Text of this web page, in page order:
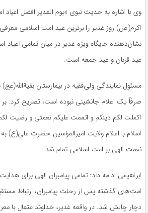
وی با اشاره به حدیث نبوی «یوم الغدیر افضل اعیاد
اکرم(ص) روز غدیر را برترین عید امت اسلامی معرفی
نشان‌دهنده جایگاه ویژه غدیر در میان تمامی اعیاد
عید قربان و عید جمعه است.
مسئول نمایندگی ولی‌فقیه در بیمارستان بقیةالله(عج)
صرفاً یک اعلام جانشینی نبوده است، تصریح کرد: بر
اکملت لکم دینکم و اتممت علیکم نعمتی و رضیت لکم
اسلام با اعلام ولایت امیرالمؤمنین حضرت علی(ع)
نعمت الهی بر امت اسلامی تمام شد.
ابراهیمی ادامه داد: تمامی پیامبران الهی برای
امت‌های گذشته پس از رحلت پیامبران، ارتباط
دچار چالش شد. در واقعه غدیر، خداوند متعال با